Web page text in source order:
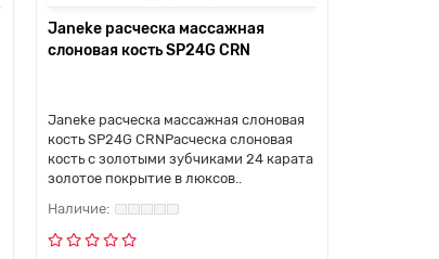
Janeke расческа массажная
слоновая кость SP24G CRN
Janeke расческа массажная слоновая
кость SP24G CRNРасческа слоновая
кость с золотыми зубчиками 24 карата
золотое покрытие в люксов..